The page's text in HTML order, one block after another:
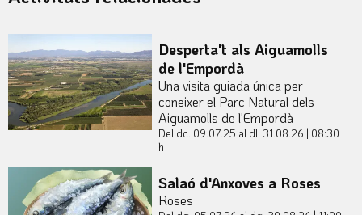
Desperta't als Aiguamolls
de l'Empordà
Una visita guiada única per
coneixer el Parc Natural dels
Aiguamolls de l'Empordà
Del dc. 09.07.25 al dl. 31.08.26 | 08:30
h
Salaó d'Anxoves a Roses
Roses